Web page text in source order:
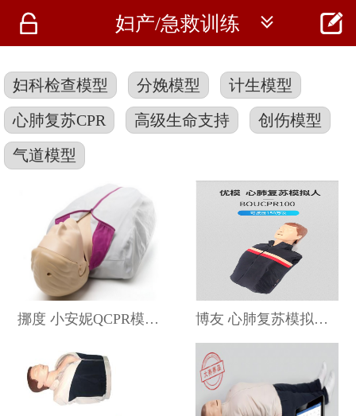
 首页
仪器
 妇产/急救训练  
妇科检查模型 分娩模型 计生模型
心肺复苏CPR 高级生命支持 创伤模型
气道模型
挪度 小安妮QCPR模型 124-01650 博友 心肺复苏模拟人 B0U/CPR100